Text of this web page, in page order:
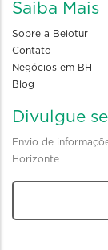
Saiba Mais
Sobre a Belotur
Contato
Negócios em BH
Blog
Divulgue
Envio de
Horizonte